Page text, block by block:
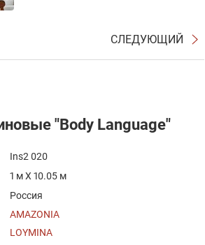
СЛЕДУЮЩИЙ
"Body Language"
Ins2 020
1 м X 10.05 м
Россия
AMAZONIA
LOYMINA